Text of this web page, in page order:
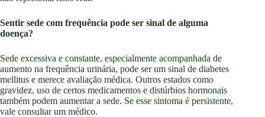
Sentir sede com frequência pode ser sinal de alguma
doença?
Sede excessiva e constante, especialmente acompanhada de
aumento na frequência urinária, pode ser um sinal de diabetes
mellitus e merece avaliação médica. Outros estados como
gravidez, uso de certos medicamentos e distúrbios hormonais
também podem aumentar a sede. Se esse sintoma é persistente,
vale consultar um médico.